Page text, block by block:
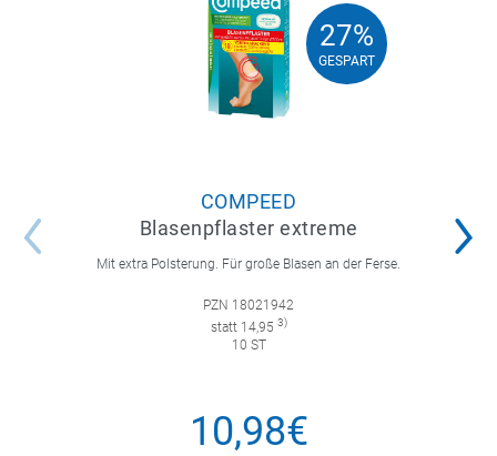
27%
GESPART
27%
GESPART
COMPEED
Blasenpflaster extreme
Mit extra Polsterung. Für große Blasen an der Ferse.
PZN 18021942
statt 14,95 3)
10 ST
10,98€